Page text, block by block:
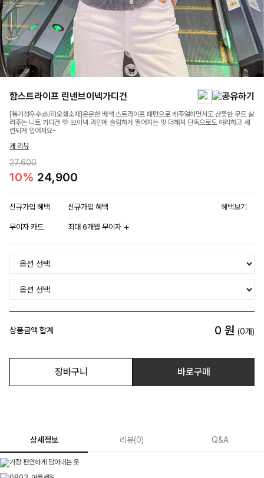
함스트라이프 린넨브이넥가디건
[통기성우수🧊/리오셀소재]은은한 배색 스트라이프 패턴으로 캐주얼하면서도 산뜻한 무드 살
려주는 니트 가디건 💛 브이넥 라인에 슬림하게 떨어지는 핏 더해져 단독으로도 여리하고 세
련되게 입어져요-
개 리뷰
27,600
10% 24,900
신규가입 혜택 신규가입 혜택 혜택보기
무이자 카드 최대 6개월 무이자
상품금액 합계 0 원 (0개)
장바구니 바로구매
상세정보 리뷰(0) Q&A